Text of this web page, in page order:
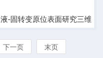
液-固转变原位表面研究三维分
下一页 末页